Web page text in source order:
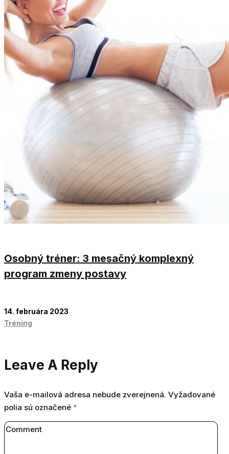
Osobný tréner: 3 mesačný komplexný
program zmeny postavy
14. februára 2023
Tréning
Leave A Reply
Vaša e-mailová adresa nebude zverejnená. Vyžadované
polia sú označené *